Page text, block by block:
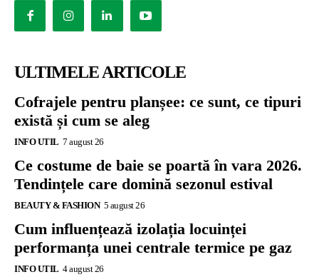
ULTIMELE ARTICOLE
Cofrajele pentru planșee: ce sunt, ce tipuri
există și cum se aleg
INFO UTIL 7 august 26
Ce costume de baie se poartă în vara 2026.
Tendințele care domină sezonul estival
BEAUTY & FASHION 5 august 26
Cum influențează izolația locuinței
performanța unei centrale termice pe gaz
INFO UTIL 4 august 26